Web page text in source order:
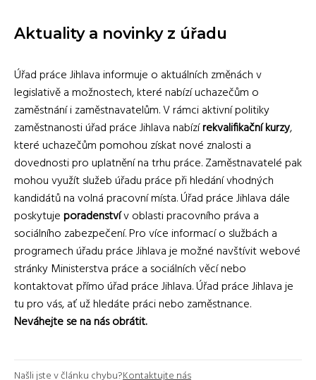
Aktuality a novinky z úřadu
Úřad práce Jihlava informuje o aktuálních změnách v
legislativě a možnostech, které nabízí uchazečům o
zaměstnání i zaměstnavatelům. V rámci aktivní politiky
zaměstnanosti úřad práce Jihlava nabízírekvalifikační kurzy,
které uchazečům pomohou získat nové znalosti a
dovednosti pro uplatnění na trhu práce. Zaměstnavatelé pak
mohou využít služeb úřadu práce při hledání vhodných
kandidátů na volná pracovní místa. Úřad práce Jihlava dále
poskytujeporadenstvív oblasti pracovního práva a
sociálního zabezpečení. Pro více informací o službách a
programech úřadu práce Jihlava je možné navštívit webové
stránky Ministerstva práce a sociálních věcí nebo
kontaktovat přímo úřad práce Jihlava. Úřad práce Jihlava je
tu pro vás, ať už hledáte práci nebo zaměstnance.
Neváhejte se na nás obrátit.
Našli jste v článku chybu?Kontaktujte nás